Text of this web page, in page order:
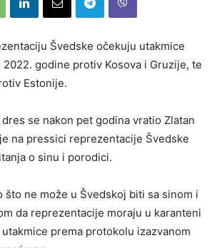
Švedske očekuju utakmice
2022. godine protiv Kosova i Gruzije, te
Estonije.
se nakon pet godina vratio Zlatan
na pressici reprezentacije Švedske
o sinu i porodici.
što ne može u Švedskoj biti sa sinom i
da reprezentacije moraju u karanteni
prema protokolu izazvanom